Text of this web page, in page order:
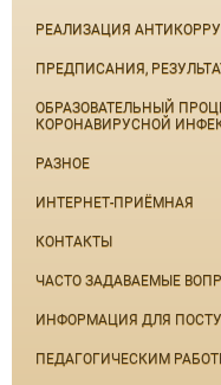
РЕАЛИЗАЦИЯ
ПРЕДПИСАНИЯ,
ОБРАЗОВАТЕЛЬНЫЙ
КОРОНАВИРУСНОЙ
РАЗНОЕ
ИНТЕРНЕТ-ПРИЁМНАЯ
КОНТАКТЫ
ЧАСТО ЗАДАВАЕМЫЕ
ИНФОРМАЦИЯ ДЛЯ
ПЕДАГОГИЧЕСКИМ